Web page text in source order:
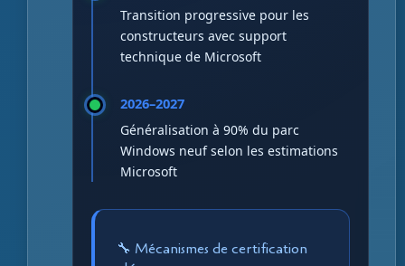
Transition progressive pour les
constructeurs avec support
technique de Microsoft
2026–2027
Généralisation à 90% du parc
Windows neuf selon les estimations
Microsoft
🔧 Mécanismes de certification